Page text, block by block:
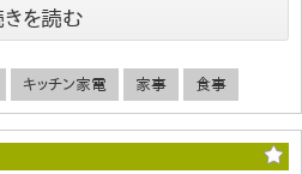
を読む
キッチン家電 家事 食事